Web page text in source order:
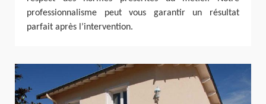
professionnalisme peut vous garantir un résultat
parfait après l’intervention.